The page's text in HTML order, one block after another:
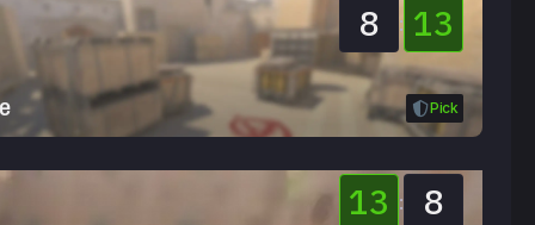
8 : 13
Pick
13 : 8